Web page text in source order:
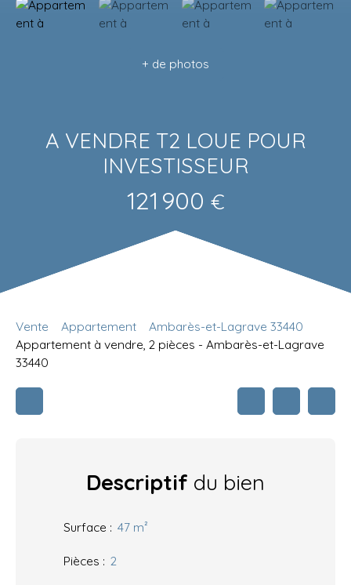
+ de photos
A VENDRE T2 LOUE POUR
INVESTISSEUR
121 900 €
Vente Appartement
Ambarès-et-Lagrave 33440
Appartement à vendre, 2 pièces - Ambarès-et-Lagrave
33440
Descriptif du bien
Surface : 47 m²
Pièces : 2